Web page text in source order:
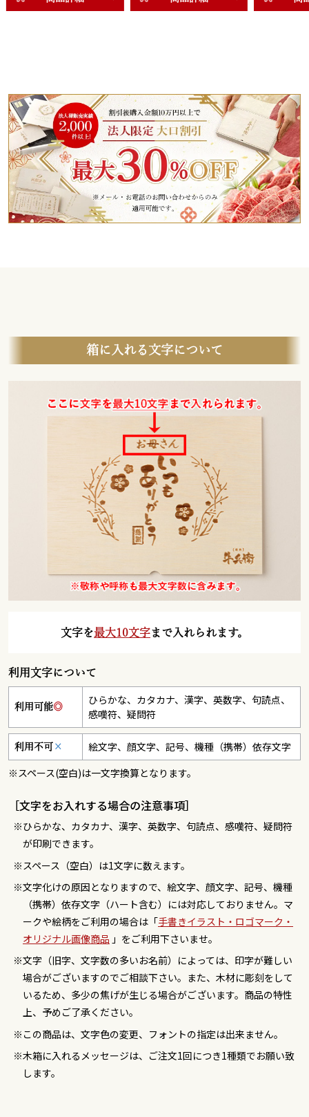
箱に入れる文字について
文字を最大10文字まで入れられます。
利用文字について
利用可能◎
ひらかな、カタカナ、漢字、英数字、句読点、
感嘆符、疑問符
利用不可 ×
絵文字、顔文字、記号、機種（携帯）依存文字
※スペース(空白)は一文字換算となります。
［文字をお入れする場合の注意事項］
ひらかな、カタカナ、漢字、英数字、句読点、感嘆符、疑問符
が印刷できます。
スペース（空白）は1文字に数えます。
文字化けの原因となりますので、絵文字、顔文字、記号、機種
（携帯）依存文字（ハート含む）には対応しておりません。マ
ークや絵柄をご利用の場合は「手書きイラスト・ロゴマーク・
オリジナル画像商品 」をご利用下さいませ。
文字（旧字、文字数の多いお名前）によっては、印字が難しい
場合がございますのでご相談下さい。また、木材に彫刻をして
いるため、多少の焦げが生じる場合がございます。商品の特性
上、予めご了承ください。
この商品は、文字色の変更、フォントの指定は出来ません。
木箱に入れるメッセージは、ご注文1回につき1種類でお願い致
します。